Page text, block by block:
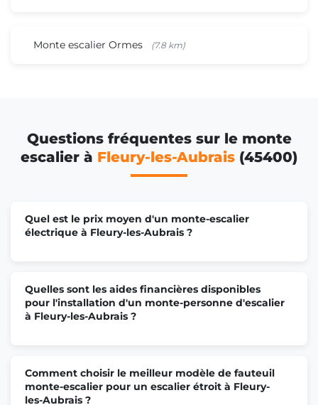
Monte escalier Ormes (7.8 km)
Questions fréquentes sur le monte
escalier à Fleury-les-Aubrais (45400)
Quel est le prix moyen d'un monte-escalier
électrique à Fleury-les-Aubrais ?
Quelles sont les aides financières disponibles
pour l'installation d'un monte-personne d'escalier
à Fleury-les-Aubrais ?
Comment choisir le meilleur modèle de fauteuil
monte-escalier pour un escalier étroit à Fleury-
les-Aubrais ?